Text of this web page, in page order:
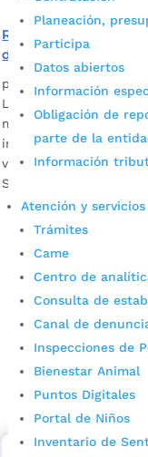
Planeación,
Participa
Datos abiertos
Información
Obligación de
parte de la
Información
Atención y
Trámites
Came
Centro de
Consulta de
Canal de
Inspecciones de
Bienestar Animal
Puntos Digitales
Portal de Niños
Inventario de
Recuperamos
destruida por vándalos
por Pilar Mejía | May 4,
Luego de las
mayo, la
intersecciones
vandálicos en
Santander. Fotografía:
Cupos
Consulta aqui los
cupo escolar en